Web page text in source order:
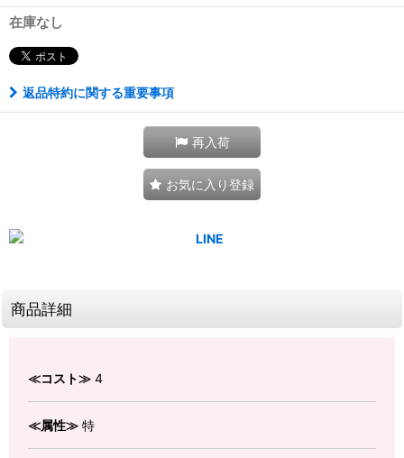
在庫なし
返品特約に関する重要事項
再入荷
お気に入り登録
商品詳細
≪コスト≫ 4
≪属性≫ 特